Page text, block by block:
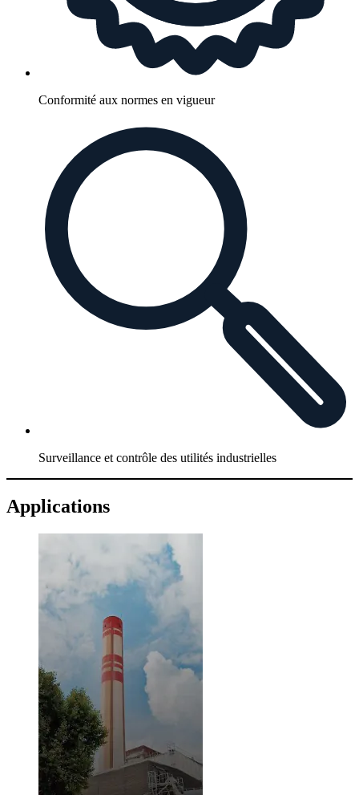
Conformité aux normes en vigueur
Surveillance et contrôle des utilités industrielles
Applications